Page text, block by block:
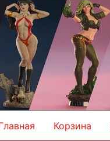
Корзина